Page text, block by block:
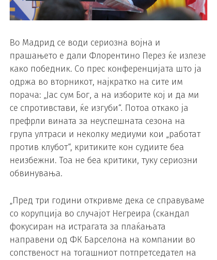
Во Мадрид се води сериозна војна и
прашањето е дали Флорентино Перез ќе излезе
како победник. Со прес конференцијата што ја
одржа во вторникот, најкратко на сите им
порача: „Јас сум Бог, а на изборите кој и да ми
се спротивстави, ќе изгуби“. Потоа откако ја
префрли вината за неуспешната сезона на
група ултраси и неколку медиуми кои „работат
против клубот“, критиките кон судиите беа
неизбежни. Тоа не беа критики, туку сериозни
обвинувања.
„Пред три години откривме дека се справуваме
со корупција во случајот Негреира (скандал
фокусиран на истрагата за плаќањата
направени од ФК Барселона на компании во
сопственост на тогашниот потпретседател на